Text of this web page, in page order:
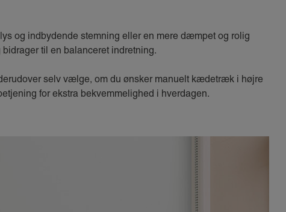
og indbydende stemning eller en mere dæmpet og rolig
til en balanceret indretning.
selv vælge, om du ønsker manuelt kædetræk i højre
for ekstra bekvemmelighed i hverdagen.